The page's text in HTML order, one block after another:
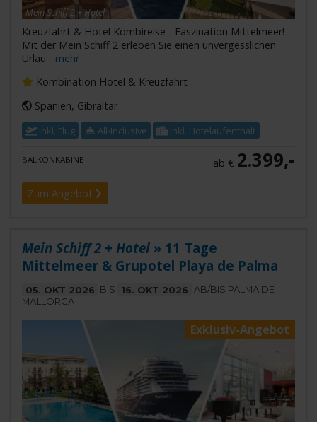
Mein Schiff 2 + Hotel
Kreuzfahrt & Hotel Kombireise - Faszination Mittelmeer!
Mit der Mein Schiff 2 erleben Sie einen unvergesslichen
Urlau ...mehr
Kombination Hotel & Kreuzfahrt
Spanien, Gibraltar
Inkl. Flug All-Inclusive Inkl. Hotelaufenthalt
BALKONKABINE ab € 2.399,-
Zum Angebot
Mein Schiff 2 + Hotel» 11 Tage
Mittelmeer & Grupotel Playa de Palma
05. OKT 2026 BIS 16. OKT 2026 AB/BIS PALMA DE
MALLORCA
Exklusiv-Angebot